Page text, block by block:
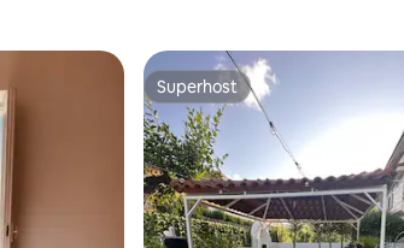
Superhost
Superhost